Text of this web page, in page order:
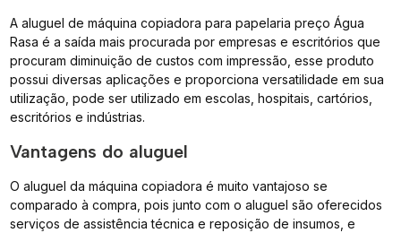
A aluguel de máquina copiadora para papelaria preço Água
Rasa é a saída mais procurada por empresas e escritórios que
procuram diminuição de custos com impressão, esse produto
possui diversas aplicações e proporciona versatilidade em sua
utilização, pode ser utilizado em escolas, hospitais, cartórios,
escritórios e indústrias.
Vantagens do aluguel
O aluguel da máquina copiadora é muito vantajoso se
comparado à compra, pois junto com o aluguel são oferecidos
serviços de assistência técnica e reposição de insumos, e